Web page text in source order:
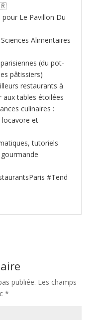
Le Pavillon Du
Alimentaires
(du pot-
pâtissiers)
restaurants à
aux tables étoilées
culinaires :
et
tutoriels
#Tend
publiée. Les champs
*